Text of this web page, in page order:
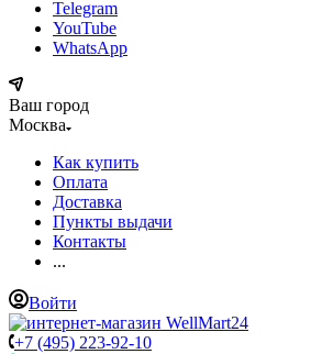
Telegram
YouTube
WhatsApp
Ваш город
Москва
Как купить
Оплата
Доставка
Пункты выдачи
Контакты
...
Войти
+7 (495) 223-92-10